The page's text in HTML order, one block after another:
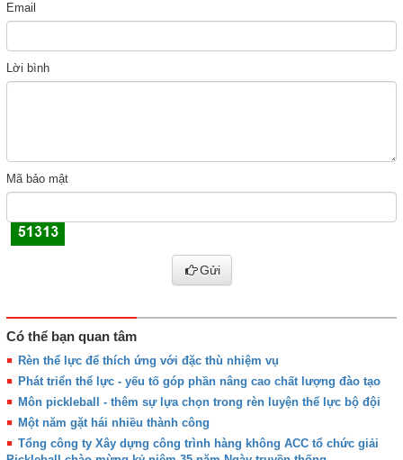
Email
Lời bình
Mã bảo mật
Gửi
Có thể bạn quan tâm
Rèn thể lực để thích ứng với đặc thù nhiệm vụ
Phát triển thể lực - yếu tố góp phần nâng cao chất lượng đào tạo
Môn pickleball - thêm sự lựa chọn trong rèn luyện thể lực bộ đội
Một năm gặt hái nhiều thành công
Tổng công ty Xây dựng công trình hàng không ACC tổ chức giải